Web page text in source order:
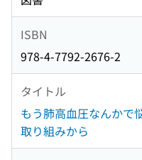
ISBN
978-4-7792-2676-2
タイトル
もう肺高血圧なんかで
取り組みから